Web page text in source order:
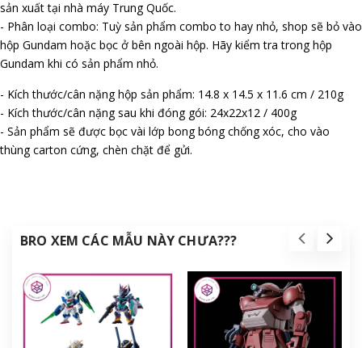
sản xuất tại nhà máy Trung Quốc.
- Phân loại combo: Tuỳ sản phẩm combo to hay nhỏ, shop sẽ bỏ vào
hộp Gundam hoặc bọc ở bên ngoài hộp. Hãy kiểm tra trong hộp
Gundam khi có sản phẩm nhỏ.
- Kích thước/cân nặng hộp sản phẩm: 14.8 x 14.5 x 11.6 cm / 210g
- Kích thước/cân nặng sau khi đóng gói: 24x22x12 / 400g
- Sản phẩm sẽ được bọc vài lớp bong bóng chống xóc, cho vào
thùng carton cứng, chèn chặt để gửi.
BRO XEM CÁC MẪU NÀY CHƯA???